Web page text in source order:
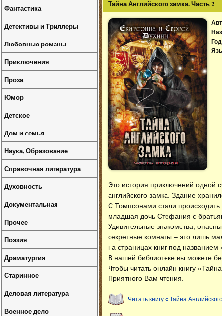
Тайна Английского замка. Часть 2
Это история приключений одной
английского замка. Здание
С Томпсонами стали
младшая дочь Стефания с
Удивительные знакомства,
секретные комнаты – это лишь
на страницах книг под названием
В нашей библиотеке вы можете
Чтобы читать онлайн книгу
Приятного Вам чтения.
Читать книгу « Тайна
Фантастика
Детективы и Триллеры
Любовные романы
Приключения
Проза
Юмор
Детское
Дом и семья
Наука, Образование
Справочная литература
Духовность
Документальная
Прочее
Поэзия
Драматургия
Старинное
Деловая литература
Военное дело